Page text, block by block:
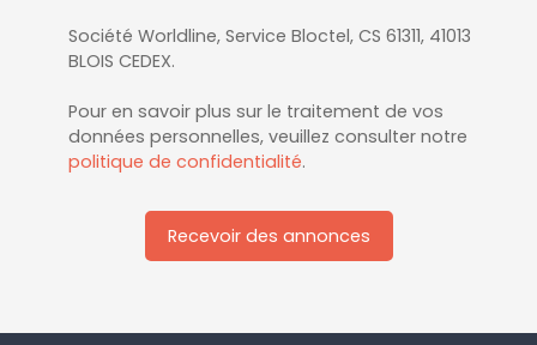
Société Worldline, Service Bloctel, CS 61311, 41013
BLOIS CEDEX.
Pour en savoir plus sur le traitement de vos
données personnelles, veuillez consulter notre
politique de confidentialité.
Recevoir des annonces